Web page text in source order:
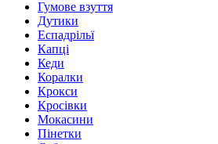
Гумове взуття
Дутики
Еспадрільї
Капці
Кеди
Коралки
Крокси
Кросівки
Мокасини
Пінетки